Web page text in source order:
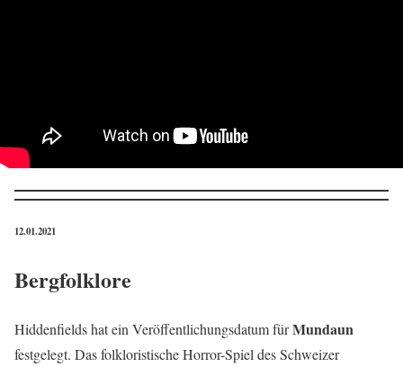
12.01.2021
Bergfolklore
Hiddenfields hat ein Veröffentlichungsdatum fürMundaun
festgelegt. Das folkloristische Horror-Spiel des Schweizer